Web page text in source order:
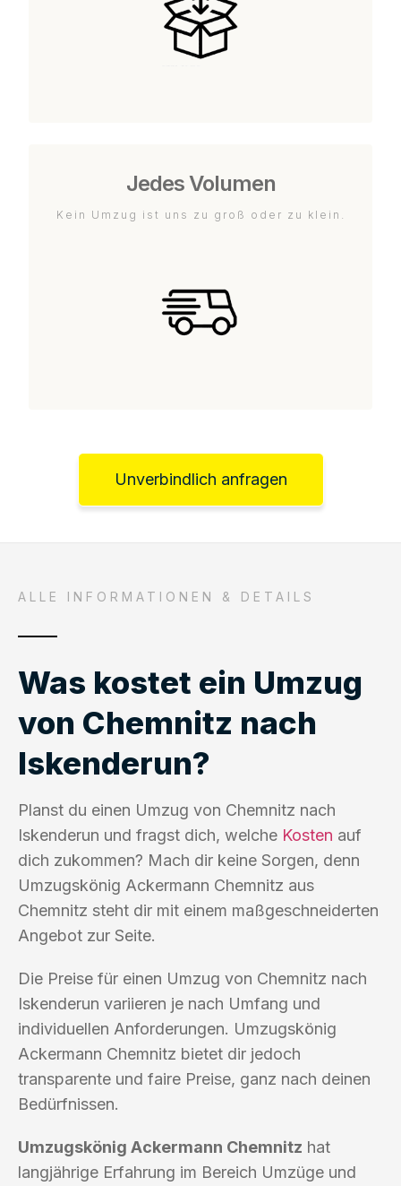
Jedes Volumen
Kein Umzug ist uns zu groß oder zu klein.
Unverbindlich anfragen
ALLE INFORMATIONEN & DETAILS
Was kostet ein Umzug
von Chemnitz nach
Iskenderun?
Planst du einen Umzug von Chemnitz nach
Iskenderun und fragst dich, welche Kosten auf
dich zukommen? Mach dir keine Sorgen, denn
Umzugskönig Ackermann Chemnitz aus
Chemnitz steht dir mit einem maßgeschneiderten
Angebot zur Seite.
Die Preise für einen Umzug von Chemnitz nach
Iskenderun variieren je nach Umfang und
individuellen Anforderungen. Umzugskönig
Ackermann Chemnitz bietet dir jedoch
transparente und faire Preise, ganz nach deinen
Bedürfnissen.
Umzugskönig Ackermann Chemnitz hat
langjährige Erfahrung im Bereich Umzüge und